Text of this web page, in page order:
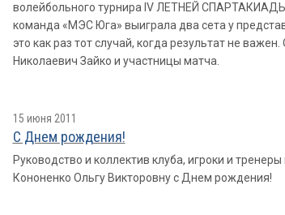
волейбольного турнира IV ЛЕТНЕЙ
команда «МЭС Юга» выиграла два сета у
это как раз тот случай, когда результат не
Николаевич Зайко и участницы матча.
15 июня 2011
С Днем рождения!
Руководство и коллектив клуба, игроки и
Кононенко Ольгу Викторовну с Днем рождения!